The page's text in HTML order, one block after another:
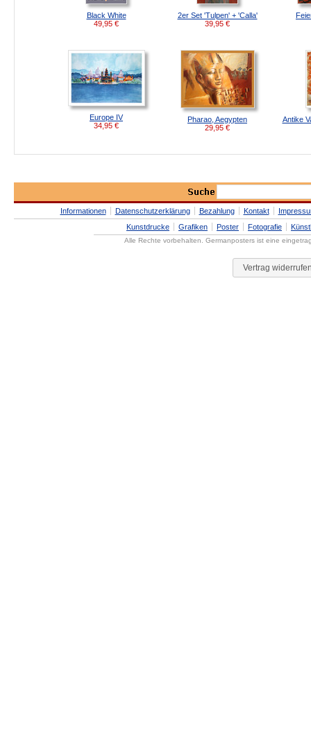
Black White
49,95 €
2er Set 'Tulpen' + 'Calla'
39,95 €
Europe IV
34,95 €
Pharao, Aegypten
29,95 €
Antike
Informationen Datenschutzerklärung Bezahlung Kontakt
Kunstdrucke
Grafiken Poster Fotografie
Alle Rechte vorbehalten. Germanposters ist eine
Vertrag